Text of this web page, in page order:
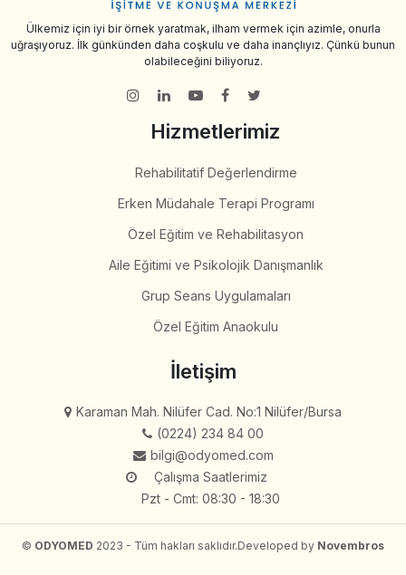
Ülkemiz için iyi bir örnek yaratmak, ilham vermek için azimle, onurla
uğraşıyoruz. İlk günkünden daha coşkulu ve daha inançlıyız. Çünkü bunun
olabileceğini biliyoruz.
Hizmetlerimiz
Rehabilitatif Değerlendirme
Erken Müdahale Terapi Programı
Özel Eğitim ve Rehabilitasyon
Aile Eğitimi ve Psikolojik Danışmanlık
Grup Seans Uygulamaları
Özel Eğitim Anaokulu
İletişim
Karaman Mah. Nilüfer Cad. No:1 Nilüfer/Bursa
(0224) 234 84 00
bilgi@odyomed.com
Çalışma Saatlerimiz
Pzt - Cmt: 08:30 - 18:30
© ODYOMED 2023 - Tüm hakları saklıdır.Developed by Novembros